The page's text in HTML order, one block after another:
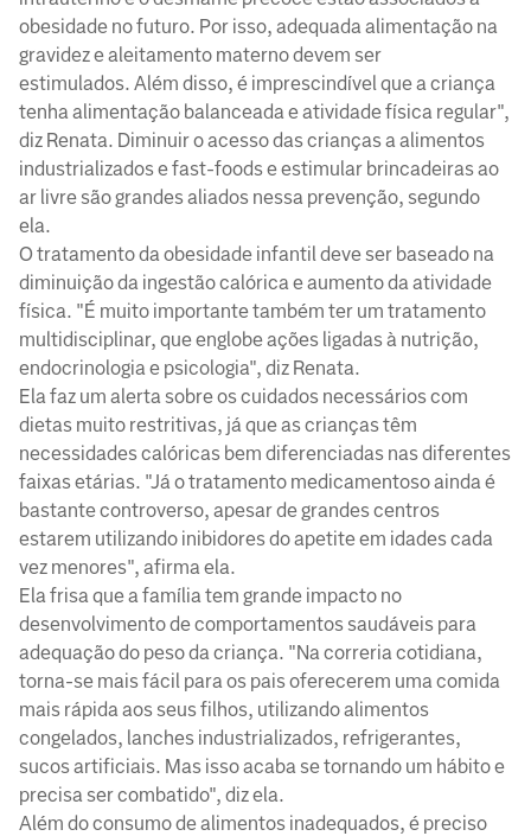
obesidade no futuro. Por isso, adequada alimentação na
gravidez e aleitamento materno devem ser
estimulados. Além disso, é imprescindível que a criança
tenha alimentação balanceada e atividade física regular",
diz Renata. Diminuir o acesso das crianças a alimentos
industrializados e fast-foods e estimular brincadeiras ao
ar livre são grandes aliados nessa prevenção, segundo
ela.
O tratamento da obesidade infantil deve ser baseado na
diminuição da ingestão calórica e aumento da atividade
física. "É muito importante também ter um tratamento
multidisciplinar, que englobe ações ligadas à nutrição,
endocrinologia e psicologia", diz Renata.
Ela faz um alerta sobre os cuidados necessários com
dietas muito restritivas, já que as crianças têm
necessidades calóricas bem diferenciadas nas diferentes
faixas etárias. "Já o tratamento medicamentoso ainda é
bastante controverso, apesar de grandes centros
estarem utilizando inibidores do apetite em idades cada
vez menores", afirma ela.
Ela frisa que a família tem grande impacto no
desenvolvimento de comportamentos saudáveis para
adequação do peso da criança. "Na correria cotidiana,
torna-se mais fácil para os pais oferecerem uma comida
mais rápida aos seus filhos, utilizando alimentos
congelados, lanches industrializados, refrigerantes,
sucos artificiais. Mas isso acaba se tornando um hábito e
precisa ser combatido", diz ela.
Além do consumo de alimentos inadequados, é preciso